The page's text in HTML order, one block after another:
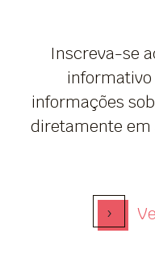
Inscreva-se
informações
diretamente em
›